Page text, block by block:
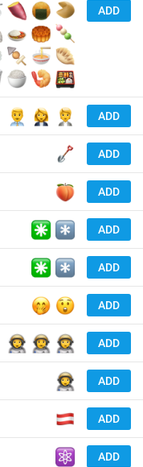
ADD
ADD
ADD
ADD
ADD
ADD
ADD
ADD
ADD
ADD
ADD